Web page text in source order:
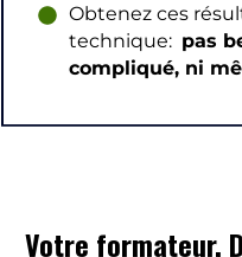
Obtenez ces
technique: pas
compliqué, ni
Votre formateur,